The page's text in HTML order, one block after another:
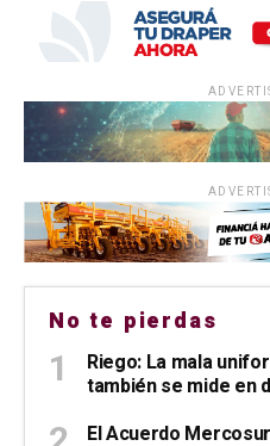
No te pierdas
Riego: La mala
también se mide en
El Acuerdo